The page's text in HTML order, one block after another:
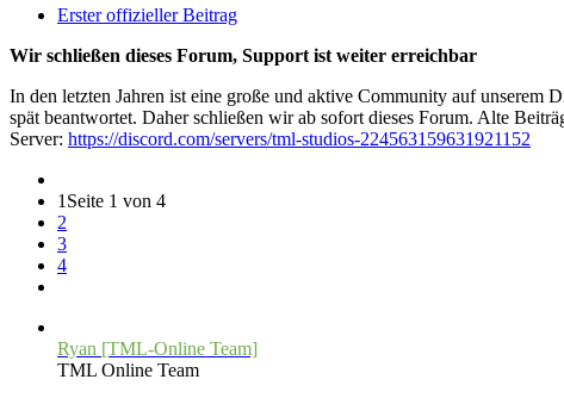
Erster offizieller Beitrag
Wir schließen dieses Forum, Support ist weiter erreichbar
In den letzten Jahren ist eine große und aktive Community auf unserem
spät beantwortet. Daher schließen wir ab sofort dieses Forum. Alte
Server: https://discord.com/servers/tml-studios-224563159631921152
1 Seite 1 von 4
2
3
4
Ryan [TML-Online Team]
TML Online Team